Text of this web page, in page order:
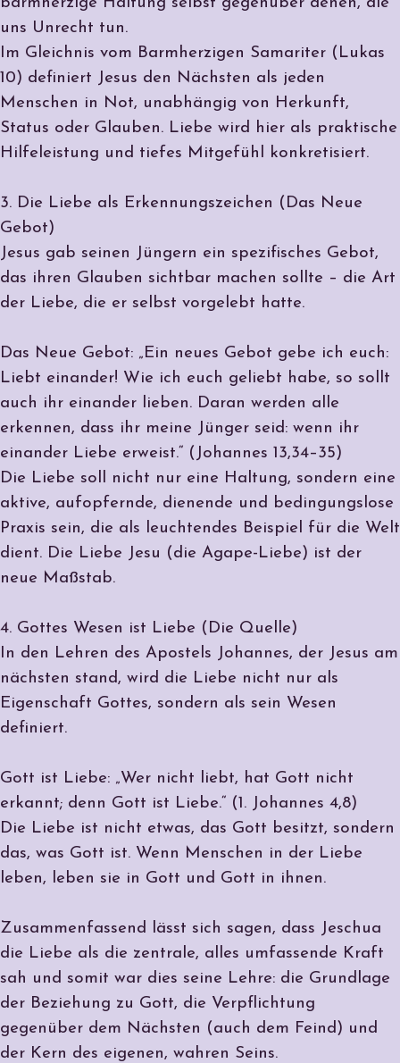
uns Unrecht tun.
Im Gleichnis vom Barmherzigen Samariter (Lukas
10) definiert Jesus den Nächsten als jeden
Menschen in Not, unabhängig von Herkunft,
Status oder Glauben. Liebe wird hier als praktische
Hilfeleistung und tiefes Mitgefühl konkretisiert.
3. Die Liebe als Erkennungszeichen (Das Neue
Gebot)
Jesus gab seinen Jüngern ein spezifisches Gebot,
das ihren Glauben sichtbar machen sollte – die Art
der Liebe, die er selbst vorgelebt hatte.
Das Neue Gebot: „Ein neues Gebot gebe ich euch:
Liebt einander! Wie ich euch geliebt habe, so sollt
auch ihr einander lieben. Daran werden alle
erkennen, dass ihr meine Jünger seid: wenn ihr
einander Liebe erweist.“ (Johannes 13,34–35)
Die Liebe soll nicht nur eine Haltung, sondern eine
aktive, aufopfernde, dienende und bedingungslose
Praxis sein, die als leuchtendes Beispiel für die Welt
dient. Die Liebe Jesu (die Agape-Liebe) ist der
neue Maßstab.
4. Gottes Wesen ist Liebe (Die Quelle)
In den Lehren des Apostels Johannes, der Jesus am
nächsten stand, wird die Liebe nicht nur als
Eigenschaft Gottes, sondern als sein Wesen
definiert.
Gott ist Liebe: „Wer nicht liebt, hat Gott nicht
erkannt; denn Gott ist Liebe.“ (1. Johannes 4,8)
Die Liebe ist nicht etwas, das Gott besitzt, sondern
das, was Gott ist. Wenn Menschen in der Liebe
leben, leben sie in Gott und Gott in ihnen.
Zusammenfassend lässt sich sagen, dass Jeschua
die Liebe als die zentrale, alles umfassende Kraft
sah und somit war dies seine Lehre: die Grundlage
der Beziehung zu Gott, die Verpflichtung
gegenüber dem Nächsten (auch dem Feind) und
der Kern des eigenen, wahren Seins.